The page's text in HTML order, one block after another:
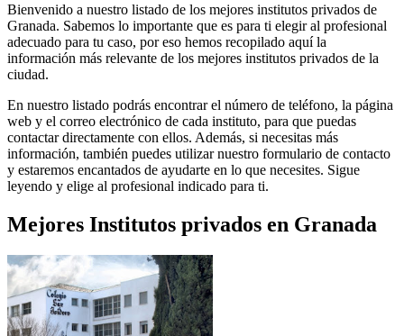
Bienvenido a nuestro listado de los mejores institutos privados de
Granada. Sabemos lo importante que es para ti elegir al profesional
adecuado para tu caso, por eso hemos recopilado aquí la
información más relevante de los mejores institutos privados de la
ciudad.
En nuestro listado podrás encontrar el número de teléfono, la página
web y el correo electrónico de cada instituto, para que puedas
contactar directamente con ellos. Además, si necesitas más
información, también puedes utilizar nuestro formulario de contacto
y estaremos encantados de ayudarte en lo que necesites. Sigue
leyendo y elige al profesional indicado para ti.
Mejores Institutos privados en Granada